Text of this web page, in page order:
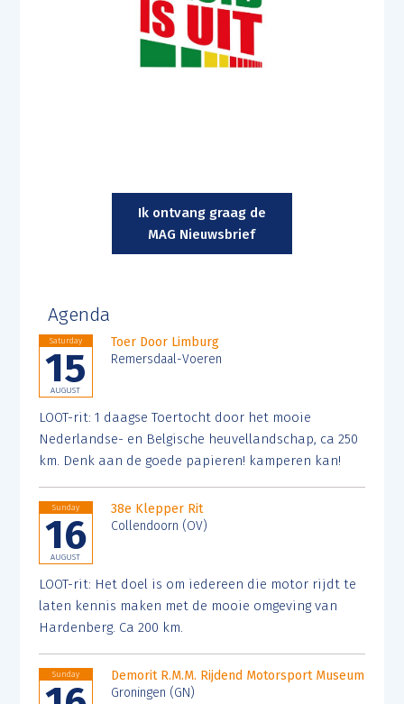
Ik ontvang graag de
MAG Nieuwsbrief
Agenda
Saturday
15
AUGUST
Toer Door Limburg
Remersdaal-Voeren
LOOT-rit: 1 daagse Toertocht door het mooie
Nederlandse- en Belgische heuvellandschap, ca 250
km. Denk aan de goede papieren! kamperen kan!
Sunday
16
AUGUST
38e Klepper Rit
Collendoorn (OV)
LOOT-rit: Het doel is om iedereen die motor rijdt te
laten kennis maken met de mooie omgeving van
Hardenberg. Ca 200 km.
Sunday
Demorit R.M.M. Rijdend Motorsport Museum
Groningen (GN)